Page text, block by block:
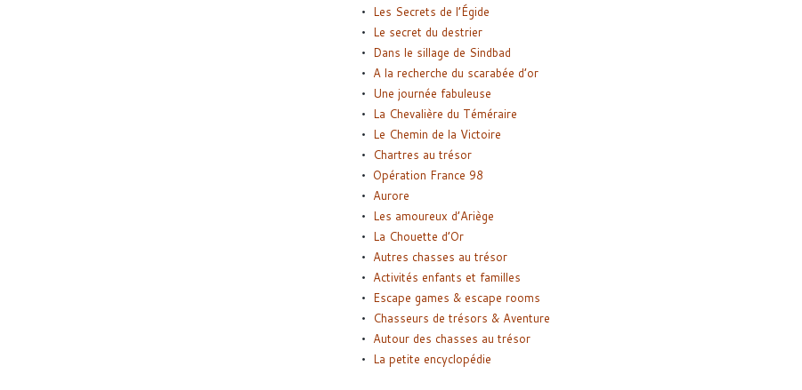
Les Secrets de l’Égide
Le secret du destrier
Dans le sillage de Sindbad
A la recherche du scarabée d’or
Une journée fabuleuse
La Chevalière du Téméraire
Le Chemin de la Victoire
Chartres au trésor
Opération France 98
Aurore
Les amoureux d’Ariège
La Chouette d’Or
Autres chasses au trésor
Activités enfants et familles
Escape games & escape rooms
Chasseurs de trésors & Aventure
Autour des chasses au trésor
La petite encyclopédie